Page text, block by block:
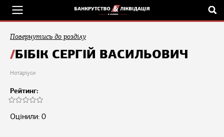
Повернутись до розділу
БІБІК СЕРГІЙ ВАСИЛЬОВИЧ
Нотаріуси
Рейтинг:
Оцінили: 0